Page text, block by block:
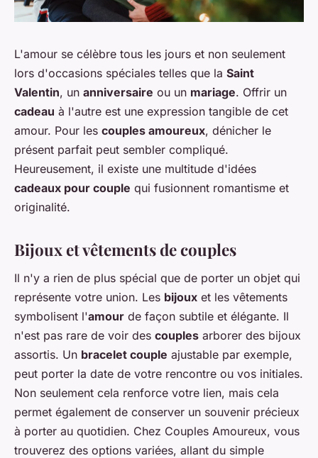
L'amour se célèbre tous les jours et non seulement
lors d'occasions spéciales telles que la Saint
Valentin, un anniversaire ou un mariage. Offrir un
cadeau à l'autre est une expression tangible de cet
amour. Pour les couples amoureux, dénicher le
présent parfait peut sembler compliqué.
Heureusement, il existe une multitude d'idées
cadeaux pour couple qui fusionnent romantisme et
originalité.
Bijoux et vêtements de couples
Il n'y a rien de plus spécial que de porter un objet qui
représente votre union. Les bijoux et les vêtements
symbolisent l'amour de façon subtile et élégante. Il
n'est pas rare de voir des couples arborer des bijoux
assortis. Un bracelet couple ajustable par exemple,
peut porter la date de votre rencontre ou vos initiales.
Non seulement cela renforce votre lien, mais cela
permet également de conserver un souvenir précieux
à porter au quotidien. Chez Couples Amoureux, vous
trouverez des options variées, allant du simple